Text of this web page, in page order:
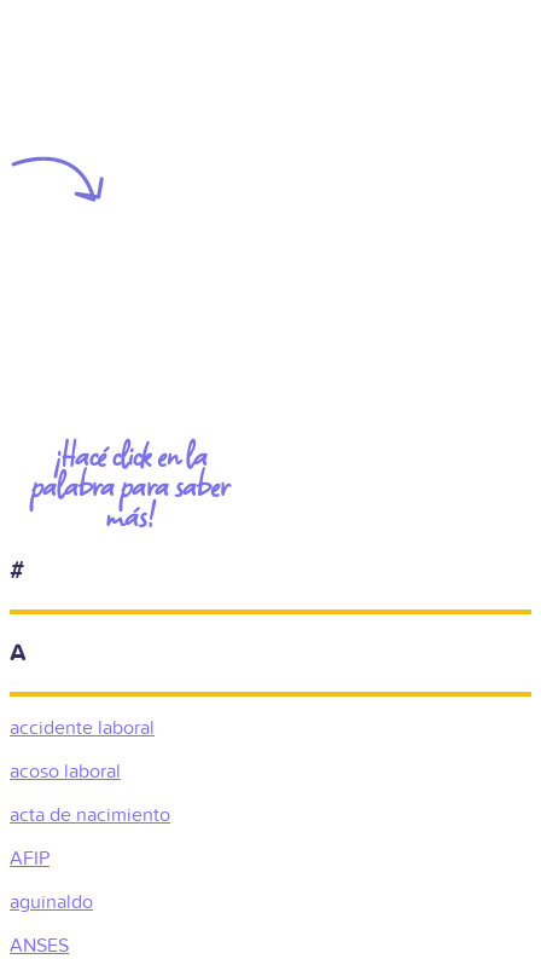
¡Hacé click en la
palabra para saber
más!
#
A
accidente laboral
acoso laboral
acta de nacimiento
AFIP
aguinaldo
ANSES